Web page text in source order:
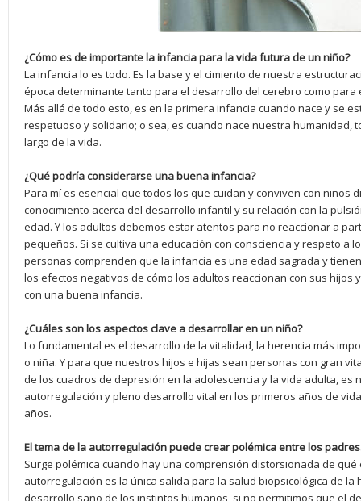
¿Cómo es de importante la infancia para la vida futura de un niño?
La infancia lo es todo. Es la base y el cimiento de nuestra
época determinante tanto para el desarrollo del cerebro como para
Más allá de todo esto, es en la primera infancia cuando nace y se
respetuoso y solidario; o sea, es cuando nace nuestra humanidad,
largo de la vida.
¿Qué podría considerarse una buena infancia?
Para mí es esencial que todos los que cuidan y conviven con niños
conocimiento acerca del desarrollo infantil y su relación con la
edad. Y los adultos debemos estar atentos para no reaccionar a
pequeños. Si se cultiva una educación con consciencia y respeto a
personas comprenden que la infancia es una edad sagrada y
los efectos negativos de cómo los adultos reaccionan con sus hijos
con una buena infancia.
¿Cuáles son los aspectos clave a desarrollar en un niño?
Lo fundamental es el desarrollo de la vitalidad, la herencia más
o niña. Y para que nuestros hijos e hijas sean personas con gran
de los cuadros de depresión en la adolescencia y la vida adulta, es
autorregulación y pleno desarrollo vital en los primeros años de
años.
El tema de la autorregulación puede crear polémica entre los
Surge polémica cuando hay una comprensión distorsionada de qué
autorregulación es la única salida para la salud biopsicológica de la
desarrollo sano de los instintos humanos, si no permitimos que el